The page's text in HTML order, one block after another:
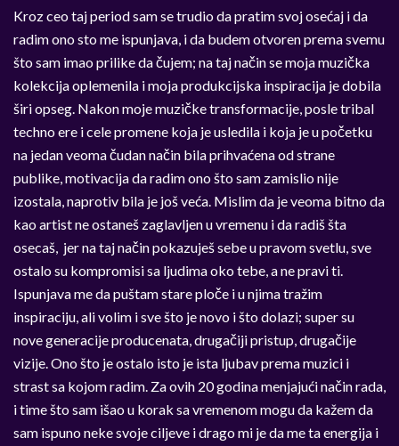
Kroz ceo taj period sam se trudio da pratim svoj osećaj i da
radim ono sto me ispunjava, i da budem otvoren prema svemu
što sam imao prilike da čujem; na taj način se moja muzička
kolekcija oplemenila i moja produkcijska inspiracija je dobila
širi opseg. Nakon moje muzičke transformacije, posle tribal
techno ere i cele promene koja je usledila i koja je u početku
na jedan veoma čudan način bila prihvaćena od strane
publike, motivacija da radim ono što sam zamislio nije
izostala, naprotiv bila je još veća. Mislim da je veoma bitno da
kao artist ne ostaneš zaglavljen u vremenu i da radiš šta
osecaš, jer na taj način pokazuješ sebe u pravom svetlu, sve
ostalo su kompromisi sa ljudima oko tebe, a ne pravi ti.
Ispunjava me da puštam stare ploče i u njima tražim
inspiraciju, ali volim i sve što je novo i što dolazi; super su
nove generacije producenata, drugačiji pristup, drugačije
vizije. Ono što je ostalo isto je ista ljubav prema muzici i
strast sa kojom radim. Za ovih 20 godina menjajući način rada,
i time što sam išao u korak sa vremenom mogu da kažem da
sam ispuno neke svoje ciljeve i drago mi je da me ta energija i